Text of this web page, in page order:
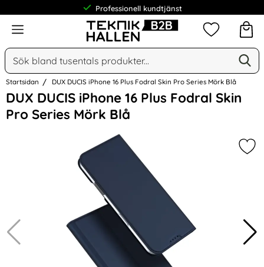
Professionell kundtjänst
Meny
Sök
Sök på Narse Group AB
Mina
Startsidan DUX DUCIS iPhone 16 Plus Fodral Skin Pro Series Mörk Blå
DUX DUCIS iPhone 16 Plus Fodral Skin
Pro Series Mörk Blå
Hoppa
över
Bilder